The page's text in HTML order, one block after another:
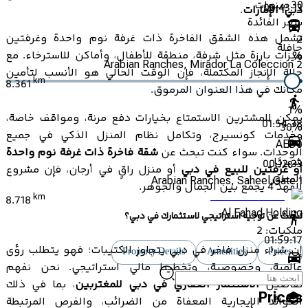
دبي، الإمارات.
تشمل هذه الشقق الفاخرة ذات غرفة نوم واحدة وغرفتين
ميزات بارزة مثل شرفة، منطقة للأطفال، وأماكن للاسترخاء. مع
حالة الإنجاز المكتملة، فإن الوقت الحالي هو الأنسب لتأمين
مكانك في هذا العنوان المرموق.
يمكن للمشترين الاستمتاع بخيارات دفع مرنة، ومواقف خاصة،
وخدمات كونسيرج، وتكامل نظام المنزل الذكي في جميع
الوحدات. سواء كنت تبحث عنشقة فاخرة ذات غرفة نوم واحدة
أو غرفتين للبيع في دبي أو منزل راقٍ في أرجان، فإن مشروع
الفهد 4 يجمع بين الجمال والجوهر.
تبحث عن توجيه استراتيجي لاستثمارك في دبي؟
إن شراء منزل فاخر في دبي يتجاوز الكتيبات؛ فهو يتطلب رؤى
عالمية، وخصوصية، وتخطيط مالي استراتيجي. نحن نفهم
تفاصيلالاستثمار العقاري في دبي للمغتربين، بما في ذلك
العوائد الإيجارية المعفاة من الضرائب، والفرص المرتبطة
00:43:13
حافلة
Arabian Ranches, Mirador La Coleccion 2
8.361km
01:54:38
00:12:33
Arabian Ranches, Saheel Gate 1
8.718 km
01:59:17
00:13:04
30سنوات
سعر الفائدة
2
%
1%
30%
AED0
شهريًا
المطور
Al Fahad Holding
ملكيات: 2
Prices
Amenities
Property Details
Prices